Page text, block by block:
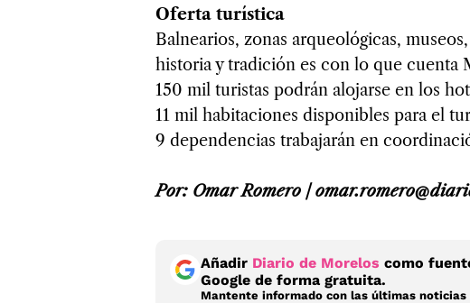
Oferta turística
Balnearios, zonas arqueológicas,
historia y tradición es con lo que cuenta
150 mil turistas podrán alojarse en los
11 mil habitaciones disponibles para el
9 dependencias trabajarán en
Por: Omar Romero /
Añadir Diario de Morelos como
Google de forma gratuita.
Mantente informado con las últimas noticias